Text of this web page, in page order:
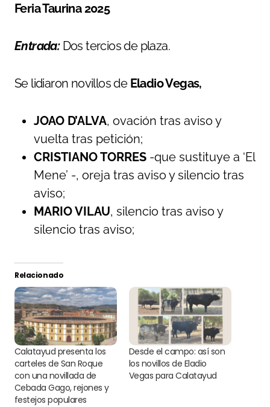
Feria Taurina 2025
Entrada: Dos tercios de plaza.
Se lidiaron novillos de Eladio Vegas,
JOAO D’ALVA, ovación tras aviso y
vuelta tras petición;
CRISTIANO TORRES -que sustituye a ‘El
Mene’ -, oreja tras aviso y silencio tras
aviso;
MARIO VILAU, silencio tras aviso y
silencio tras aviso;
Relacionado
Calatayud presenta los
carteles de San Roque
con una novillada de
Cebada Gago, rejones y
festejos populares
Desde el campo: así son
los novillos de Eladio
Vegas para Calatayud